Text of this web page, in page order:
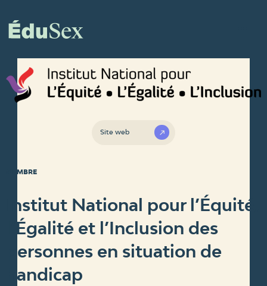
Site web
MEMBRE
Institut National pour l’Équité,
l’Égalité et l’Inclusion des
personnes en situation de
handicap